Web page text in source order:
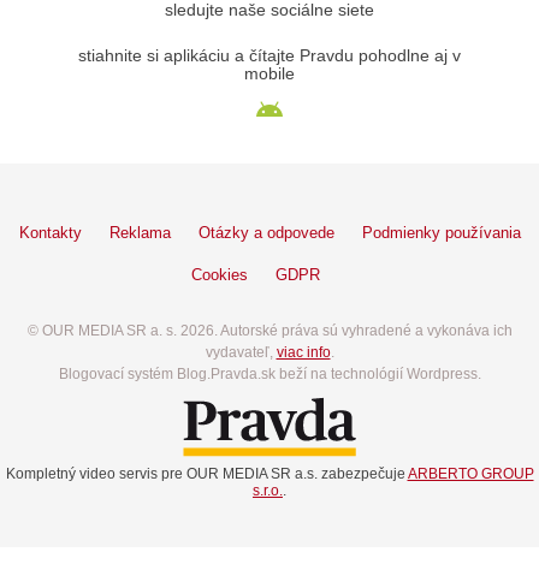
sledujte naše sociálne siete
stiahnite si aplikáciu a čítajte Pravdu pohodlne aj v
mobile
Kontakty Reklama Otázky a odpovede Podmienky používania
Cookies GDPR
© OUR MEDIA SR a. s. 2026. Autorské práva sú vyhradené a vykonáva ich
vydavateľ, viac info.
Blogovací systém Blog.Pravda.sk beží na technológií Wordpress.
Kompletný video servis pre OUR MEDIA SR a.s. zabezpečuje ARBERTO GROUP
s.r.o..